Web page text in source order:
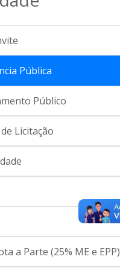
Pública
Público
Licitação
a Parte (25% ME e EPP)